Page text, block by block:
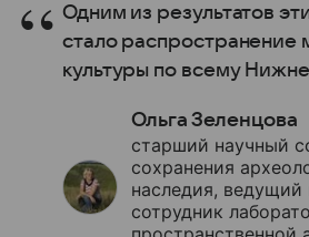
Одним из результатов
стало распространение
культуры по всему
Ольга Зеленцова
старший научный
сохранения
наследия, ведущий
сотрудник